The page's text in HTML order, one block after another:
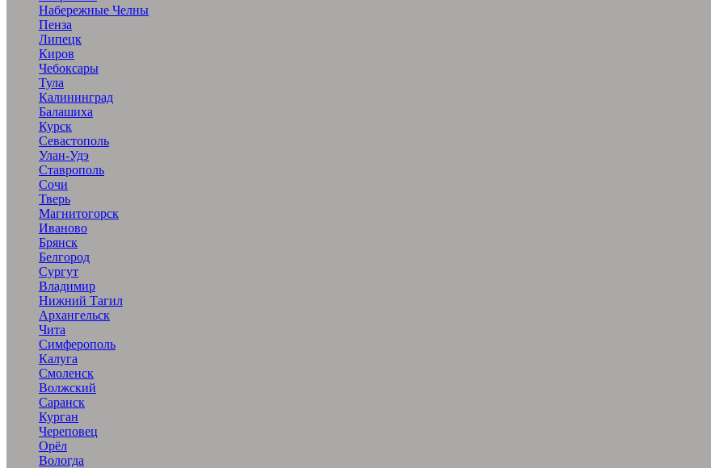
Набережные Челны
Пенза
Липецк
Киров
Чебоксары
Тула
Калининград
Балашиха
Курск
Севастополь
Улан-Удэ
Ставрополь
Сочи
Тверь
Магнитогорск
Иваново
Брянск
Белгород
Сургут
Владимир
Нижний Тагил
Архангельск
Чита
Симферополь
Калуга
Смоленск
Волжский
Саранск
Курган
Череповец
Орёл
Вологда